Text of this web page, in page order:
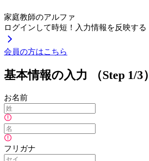
家庭教師のアルファ
ログインして時短！入力情報を反映する
会員の方はこちら
基本情報の入力 （Step 1/3）
お名前
フリガナ